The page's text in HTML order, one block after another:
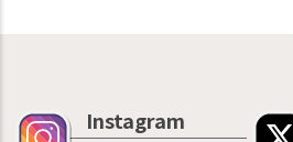
Instagram